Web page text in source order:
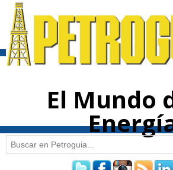
contenido
El Mundo
Buscar